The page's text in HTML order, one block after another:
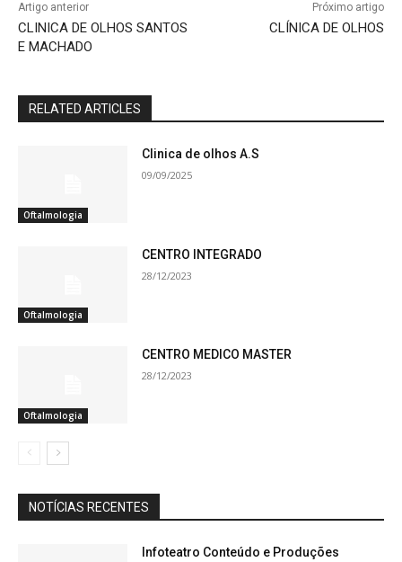
Artigo anterior
CLINICA DE OLHOS SANTOS
E MACHADO
Próximo artigo
CLÍNICA DE OLHOS
RELATED ARTICLES
Oftalmologia
Clinica de olhos A.S
09/09/2025
Oftalmologia
CENTRO INTEGRADO
28/12/2023
Oftalmologia
CENTRO MEDICO MASTER
28/12/2023
NOTÍCIAS RECENTES
Infoteatro Conteúdo e Produções